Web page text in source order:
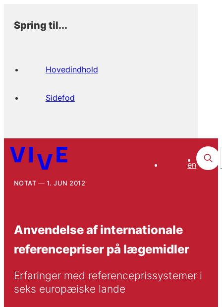
Spring til...
Hovedindhold
Sidefod
en
NOTAT 1. JUN 2012
Anvendelse af internationale
referencepriser på lægemidler
Erfaringer med referenceprissystemer i
seks europæiske lande